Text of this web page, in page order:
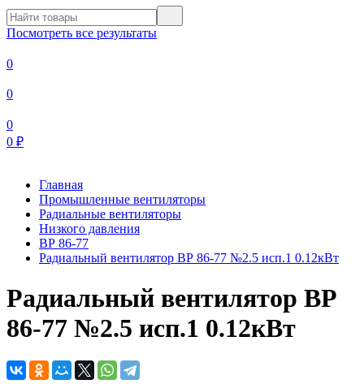
Посмотреть все результаты
0
0
0
0 ₽
Главная
Промышленные вентиляторы
Радиальные вентиляторы
Низкого давления
ВР 86-77
Радиальный вентилятор ВР 86-77 №2.5 исп.1 0.12кВт
Радиальный вентилятор ВР
86-77 №2.5 исп.1 0.12кВт